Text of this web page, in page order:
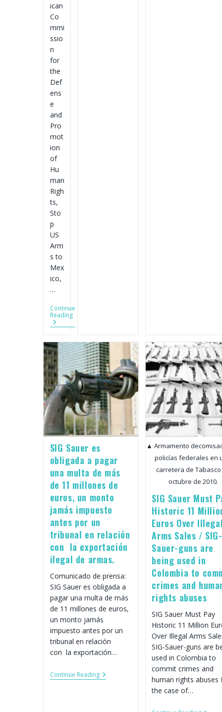
ican
Co
mmi
ssio
n
for
the
Def
ens
e
and
Pro
mot
ion
of
Hu
man
Righ
ts,
Sto
p
US
Arm
s to
Mex
ico,
…
Continue
ReadingReport:
Pain
SIG Sauer es
obligada a pagar
una multa de más
de 11 millones de
euros, un monto
jamás impuesto
antes por un
tribunal en relación
con la exportación
ilegal de armas.
Comunicado de prensa:
SIG Sauer es obligada a
pagar una multa de más
de 11 millones de euros,
un monto jamás
impuesto antes por un
tribunal en relación
con la exportación…
Continue ReadingSIG
Sauer
▲ Armamento
policías federales en
carretera de
octubre de 2010.
SIG Sauer Must
Historic 11
Euros Over Illegal
Arms Sales / SIG-
Sauer-guns are
being used in
Colombia to
crimes and
rights abuses
SIG Sauer Must Pay
Historic 11 Million
Over Illegal Arms
SIG-Sauer-guns are
used in Colombia to
commit crimes and
human rights abuses
the case of…